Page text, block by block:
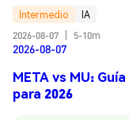
Intermedio
IA
2026-08-07
5-10m
2026-08-07
META vs MU:
para 2026